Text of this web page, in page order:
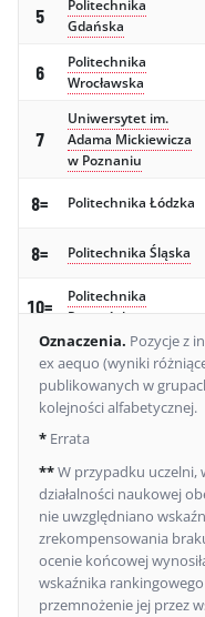
5
Politechnika
Gdańska
6
Politechnika
Wrocławska
7
Uniwersytet im.
Adama Mickiewicza
w Poznaniu
8= Politechnika Łódzka
8= Politechnika Śląska
10=
Politechnika
Poznańska
10=
Uniwersytet
Medyczny w
Białymstoku
10=
Uniwersytet
13=
Gdański
Uniwersytet
Medyczny
13=
Szkoła Główna
Handlowa w
Warszawie
Oznaczenia. Pozycje z
ex aequo (wyniki
publikowanych w
kolejności alfabetycznej.
* Errata
**W przypadku uczelni,
działalności naukowej
nie uwzględniano
zrekompensowania
ocenie końcowej
wskaźnika
przemnożenie jej przez